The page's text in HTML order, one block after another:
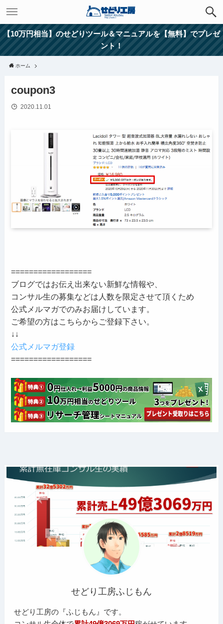
【10万円相当】のせどりツール＆マニュアルを【無料】でプレゼ
ント！
ホーム
coupon3
2020.11.01
==================
ブログではお伝え出来ない新鮮な情報や、
コンサル生の募集などは人数を限定させて頂くため
公式メルマガでのみお届けしています。
ご希望の方はこちらからご登録下さい。
↓↓
公式メルマガ登録
==================
せどり工房ふじもん
せどり工房の『ふじもん』です。